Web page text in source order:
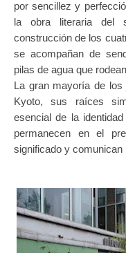
por sencillez y
la obra literaria del
construcción de los
se acompañan de
pilas de agua que
La gran mayoría de los
Kyoto, sus raíces
esencial de la
permanecen en el
significado y comunican